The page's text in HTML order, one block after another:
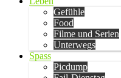
Gefühle
Food
Filme und Serien
Unterwegs
Spass
Picdump